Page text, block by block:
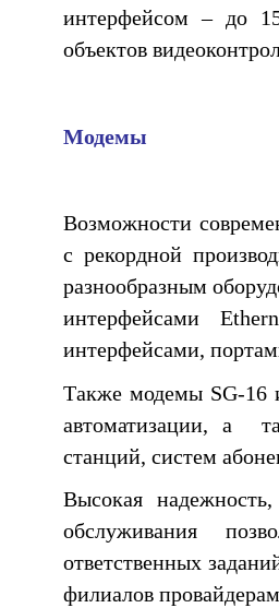
интерфейсом – до
объектов
Модемы
Возможности
с рекордной
разнообразным
интерфейсами
интерфейсами,
Также модемы SG-16
автоматизации, а
станций, систем
Высокая
обслуживания
ответственных
филиалов